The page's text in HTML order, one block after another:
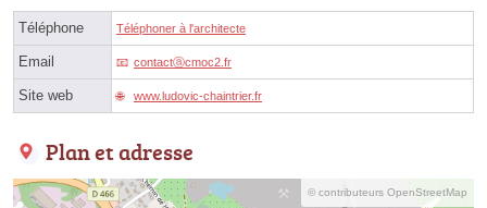
Téléphone Téléphoner à l'architecte
Email contactⓐcmoc2.fr
Site web www.ludovic-chaintrier.fr
Plan et adresse
© contributeurs OpenStreetMap